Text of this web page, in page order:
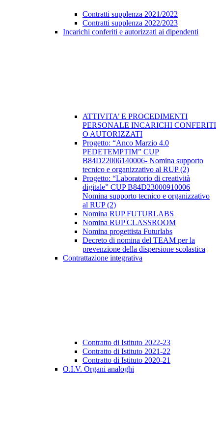
Contratti supplenza 2021/2022
Contratti supplenza 2022/2023
Incarichi conferiti e autorizzati ai dipendenti
ATTIVITA’ E PROCEDIMENTI
PERSONALE INCARICHI CONFERITI
O AUTORIZZATI
Progetto: “Anco Marzio 4.0
PEDETEMPTIM” CUP
B84D22006140006- Nomina supporto
tecnico e organizzativo al RUP (2)
Progetto: “Laboratorio di creatività
digitale” CUP B84D23000910006
Nomina supporto tecnico e organizzativo
al RUP (2)
Nomina RUP FUTURLABS
Nomina RUP CLASSROOM
Nomina progettista Futurlabs
Decreto di nomina del TEAM per la
prevenzione della dispersione scolastica
Contrattazione integrativa
Contratto di Istituto 2022-23
Contratto di Istituto 2021-22
Contratto di Istituto 2020-21
O.I.V. Organi analoghi